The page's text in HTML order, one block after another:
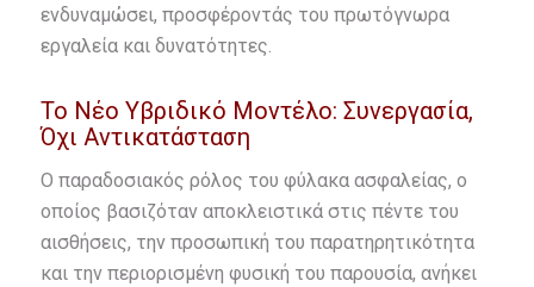
ενδυναμώσει, προσφέροντάς του πρωτόγνωρα
εργαλεία και δυνατότητες.
Το Νέο Υβριδικό Μοντέλο: Συνεργασία,
Όχι Αντικατάσταση
Ο παραδοσιακός ρόλος του φύλακα ασφαλείας, ο
οποίος βασιζόταν αποκλειστικά στις πέντε του
αισθήσεις, την προσωπική του παρατηρητικότητα
και την περιορισμένη φυσική του παρουσία, ανήκει